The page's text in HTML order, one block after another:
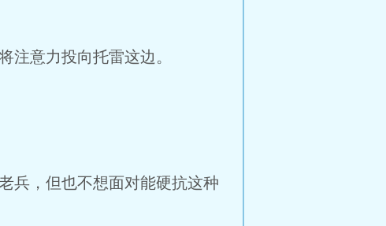
注意力投向托雷这边。
兵，但也不想面对能硬抗这种